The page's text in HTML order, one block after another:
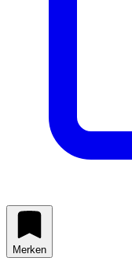
Merken